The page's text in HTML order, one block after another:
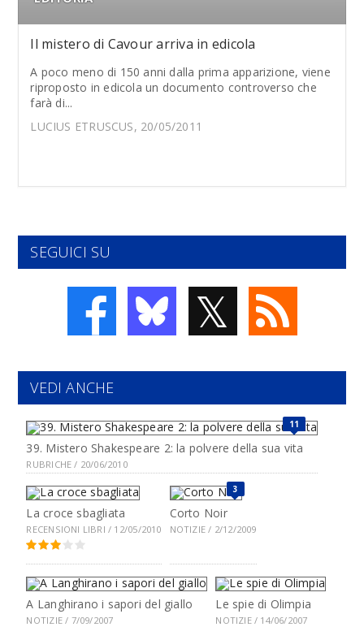
Il mistero di Cavour arriva in edicola
A poco meno di 150 anni dalla prima apparizione, viene
riproposto in edicola un documento controverso che
farà di...
LUCIUS ETRUSCUS, 20/05/2011
SEGUICI SU
𝕏
VEDI ANCHE
11
39. Mistero Shakespeare 2: la polvere della sua vita
RUBRICHE / 20/06/2010
La croce sbagliata
RECENSIONI LIBRI / 12/05/2010
3
Corto Noir
NOTIZIE / 2/12/2009
A Langhirano i sapori del giallo
NOTIZIE / 7/09/2007
Le spie di Olimpia
NOTIZIE / 14/06/2007